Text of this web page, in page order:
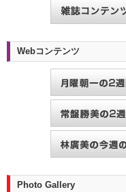
Webコンテンツ
Photo Gallery